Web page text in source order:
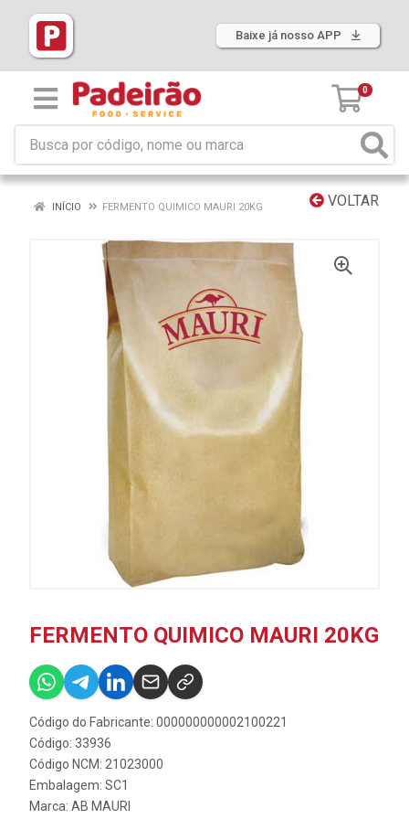
Baixe já nosso APP
0
VOLTAR
INÍCIO FERMENTO QUIMICO MAURI 20KG
FERMENTO QUIMICO MAURI 20KG
Código do Fabricante: 000000000002100221
Código: 33936
Código NCM: 21023000
Embalagem: SC1
Marca: AB MAURI